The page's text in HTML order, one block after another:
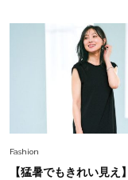
26年
【最
Fashion
【
カバ
Fashion
【猛暑でもきれい見え